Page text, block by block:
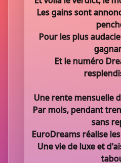
Les gains sont
Pour les plus
Et le numéro
Une rente mensuelle
Par mois, pendant
sans
EuroDreams réalise
Une vie de luxe et